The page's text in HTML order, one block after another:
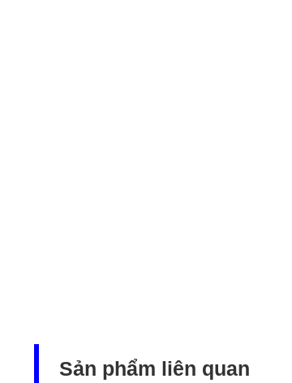
Sản phẩm liên quan